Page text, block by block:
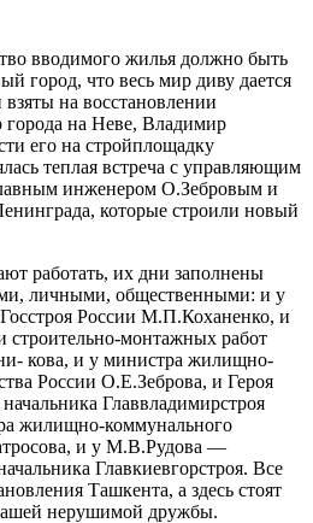
вводимого жилья долж­но быть
город, что весь мир диву дается
на восстановлении
на Неве, Владимир
его на стройплощадку
теплая встреча с управляющим
инженером О.Зебровым и
которые строили новый
работать, их дни за­полнены
личными, обще­ственными: и у
Госстроя Рос­сии М.П.Коханенко, и
стро­ительно-монтажных работ
кова, и у министра жилищно-
России О.Е.Зеброва, и Героя
Главвладимирстроя
жилищно-коммунального
и у М.В.Рудова —
Главкиевгорстроя. Все
Ташкента, а здесь стоят
нерушимой дружбы.